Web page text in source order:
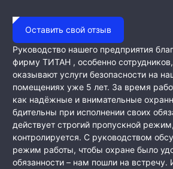
Оставить свой отзыв
Руководство нашего предприятия
фирму ТИТАН , особенно
оказывают услуги безопасности на
помещениях уже 5 лет. За время
как надёжные и внимательные
бдительны при исполнении своих
действует строгий пропускной
контролируется. С руководством
режим работы, чтобы охране было
обязанности – нам пошли на встречу.